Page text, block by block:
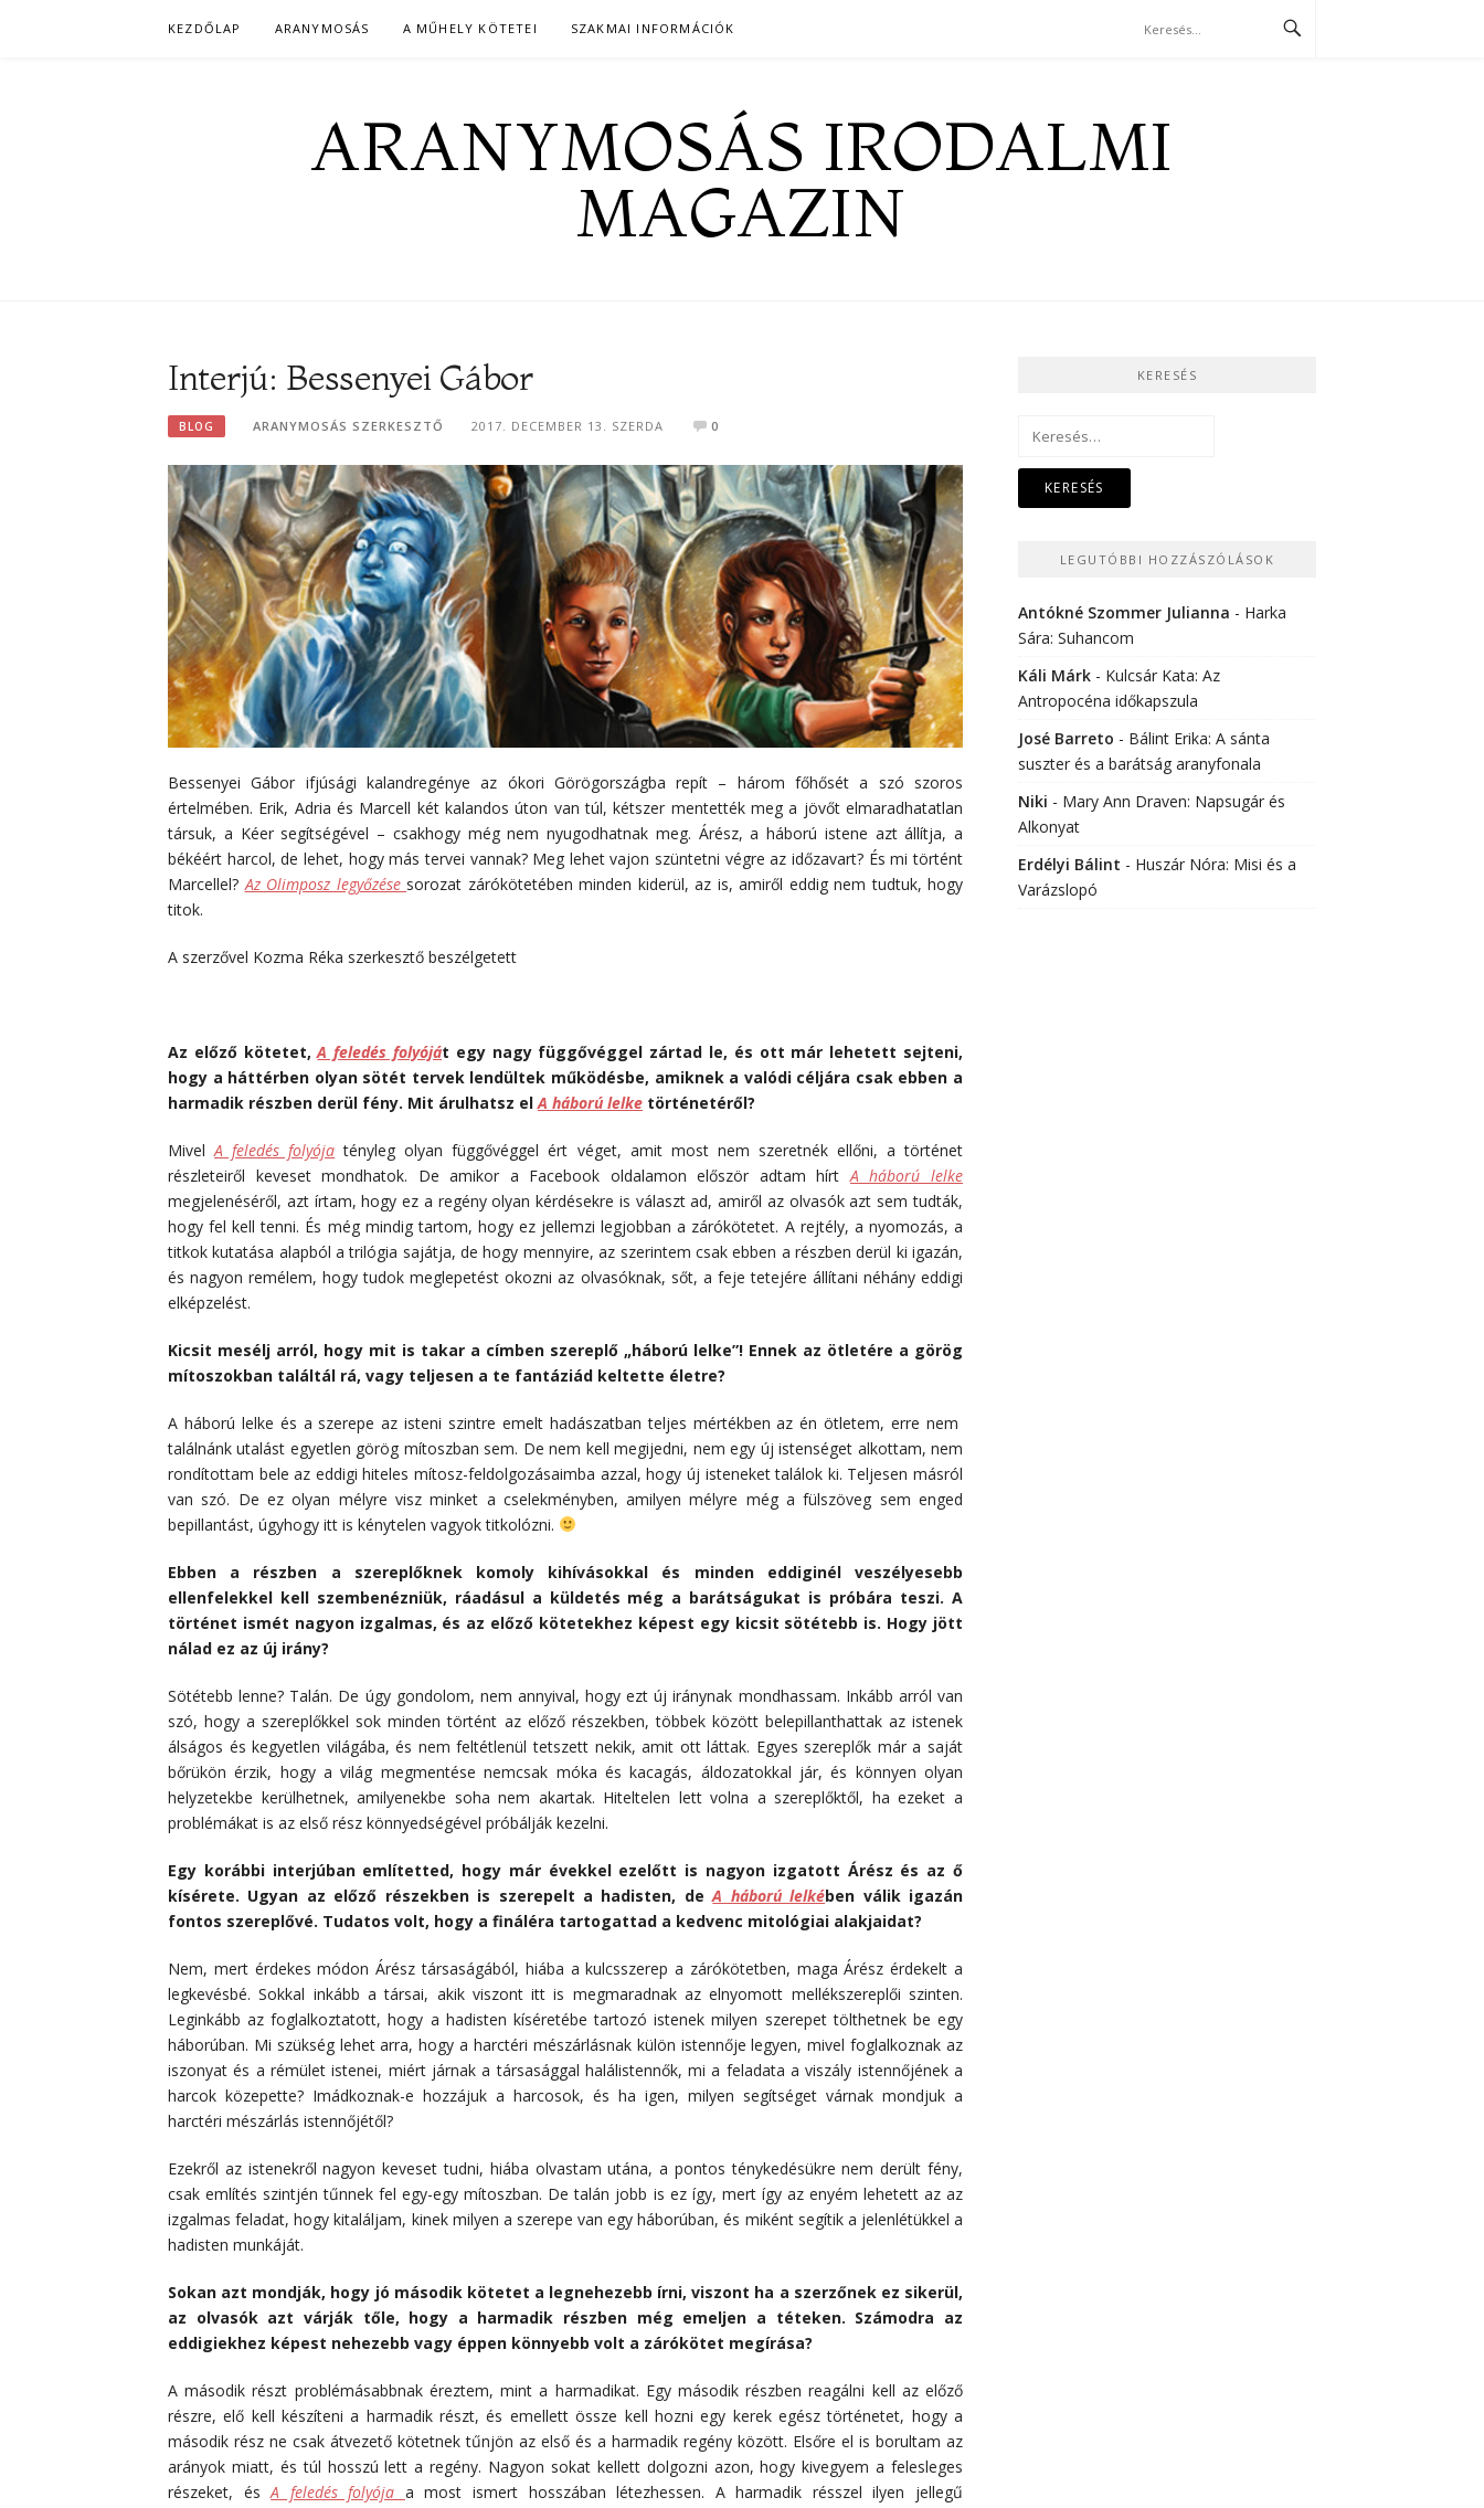
KEZDŐLAP ARANYMOSÁS A MŰHELY KÖTETEI SZAKMAI INFORMÁCIÓK
ARANYMOSÁS IRODALMI
MAGAZIN
Interjú: Bessenyei Gábor
BLOG ARANYMOSÁS SZERKESZTŐ 2017. DECEMBER 13. SZERDA 0
Bessenyei Gábor ifjúsági kalandregénye az ókori Görögországba repít – három főhősét a szó szoros
értelmében. Erik, Adria és Marcell két kalandos úton van túl, kétszer mentették meg a jövőt elmaradhatatlan
társuk, a Kéer segítségével – csakhogy még nem nyugodhatnak meg. Árész, a háború istene azt állítja, a
békéért harcol, de lehet, hogy más tervei vannak? Meg lehet vajon szüntetni végre az időzavart? És mi történt
Marcellel?Az Olimposz legyőzése sorozat zárókötetében minden kiderül, az is, amiről eddig nem tudtuk, hogy
titok.
A szerzővel Kozma Réka szerkesztő beszélgetett
Az előző kötetet,A feledés folyóját egy nagy függővéggel zártad le, és ott már lehetett sejteni,
hogy a háttérben olyan sötét tervek lendültek működésbe, amiknek a valódi céljára csak ebben a
harmadik részben derül fény. Mit árulhatsz elA háború lelke történetéről?
MivelA feledés folyója tényleg olyan függővéggel ért véget, amit most nem szeretnék ellőni, a történet
részleteiről keveset mondhatok. De amikor a Facebook oldalamon először adtam hírtA háború lelke
megjelenéséről, azt írtam, hogy ez a regény olyan kérdésekre is választ ad, amiről az olvasók azt sem tudták,
hogy fel kell tenni. És még mindig tartom, hogy ez jellemzi legjobban a zárókötetet. A rejtély, a nyomozás, a
titkok kutatása alapból a trilógia sajátja, de hogy mennyire, az szerintem csak ebben a részben derül ki igazán,
és nagyon remélem, hogy tudok meglepetést okozni az olvasóknak, sőt, a feje tetejére állítani néhány eddigi
elképzelést.
Kicsit mesélj arról, hogy mit is takar a címben szereplő „háború lelke”! Ennek az ötletére a görög
mítoszokban találtál rá, vagy teljesen a te fantáziád keltette életre?
A háború lelke és a szerepe az isteni szintre emelt hadászatban teljes mértékben az én ötletem, erre nem
találnánk utalást egyetlen görög mítoszban sem. De nem kell megijedni, nem egy új istenséget alkottam, nem
rondítottam bele az eddigi hiteles mítosz-feldolgozásaimba azzal, hogy új isteneket találok ki. Teljesen másról
van szó. De ez olyan mélyre visz minket a cselekményben, amilyen mélyre még a fülszöveg sem enged
bepillantást, úgyhogy itt is kénytelen vagyok titkolózni.
Ebben a részben a szereplőknek komoly kihívásokkal és minden eddiginél veszélyesebb
ellenfelekkel kell szembenézniük, ráadásul a küldetés még a barátságukat is próbára teszi. A
történet ismét nagyon izgalmas, és az előző kötetekhez képest egy kicsit sötétebb is. Hogy jött
nálad ez az új irány?
Sötétebb lenne? Talán. De úgy gondolom, nem annyival, hogy ezt új iránynak mondhassam. Inkább arról van
szó, hogy a szereplőkkel sok minden történt az előző részekben, többek között belepillanthattak az istenek
álságos és kegyetlen világába, és nem feltétlenül tetszett nekik, amit ott láttak. Egyes szereplők már a saját
bőrükön érzik, hogy a világ megmentése nemcsak móka és kacagás, áldozatokkal jár, és könnyen olyan
helyzetekbe kerülhetnek, amilyenekbe soha nem akartak. Hiteltelen lett volna a szereplőktől, ha ezeket a
problémákat is az első rész könnyedségével próbálják kezelni.
Egy korábbi interjúban említetted, hogy már évekkel ezelőtt is nagyon izgatott Árész és az ő
kísérete. Ugyan az előző részekben is szerepelt a hadisten, deA háború lelkében válik igazán
fontos szereplővé. Tudatos volt, hogy a fináléra tartogattad a kedvenc mitológiai alakjaidat?
Nem, mert érdekes módon Árész társaságából, hiába a kulcsszerep a zárókötetben, maga Árész érdekelt a
legkevésbé. Sokkal inkább a társai, akik viszont itt is megmaradnak az elnyomott mellékszereplői szinten.
Leginkább az foglalkoztatott, hogy a hadisten kíséretébe tartozó istenek milyen szerepet tölthetnek be egy
háborúban. Mi szükség lehet arra, hogy a harctéri mészárlásnak külön istennője legyen, mivel foglalkoznak az
iszonyat és a rémület istenei, miért járnak a társasággal halálistennők, mi a feladata a viszály istennőjének a
harcok közepette? Imádkoznak-e hozzájuk a harcosok, és ha igen, milyen segítséget várnak mondjuk a
harctéri mészárlás istennőjétől?
Ezekről az istenekről nagyon keveset tudni, hiába olvastam utána, a pontos ténykedésükre nem derült fény,
csak említés szintjén tűnnek fel egy-egy mítoszban. De talán jobb is ez így, mert így az enyém lehetett az az
izgalmas feladat, hogy kitaláljam, kinek milyen a szerepe van egy háborúban, és miként segítik a jelenlétükkel a
hadisten munkáját.
Sokan azt mondják, hogy jó második kötetet a legnehezebb írni, viszont ha a szerzőnek ez sikerül,
az olvasók azt várják tőle, hogy a harmadik részben még emeljen a téteken. Számodra az
eddigiekhez képest nehezebb vagy éppen könnyebb volt a zárókötet megírása?
A második részt problémásabbnak éreztem, mint a harmadikat. Egy második részben reagálni kell az előző
részre, elő kell készíteni a harmadik részt, és emellett össze kell hozni egy kerek egész történetet, hogy a
második rész ne csak átvezető kötetnek tűnjön az első és a harmadik regény között. Elsőre el is borultam az
arányok miatt, és túl hosszú lett a regény. Nagyon sokat kellett dolgozni azon, hogy kivegyem a felesleges
részeket, ésA feledés folyója a most ismert hosszában létezhessen. A harmadik résszel ilyen jellegű
KERESÉS
Keresés:
LEGUTÓBBI HOZZÁSZÓLÁSOK
Antókné Szommer Julianna - Harka
Sára: Suhancom
Káli Márk - Kulcsár Kata: Az
Antropocéna időkapszula
José Barreto - Bálint Erika: A sánta
suszter és a barátság aranyfonala
Niki - Mary Ann Draven: Napsugár és
Alkonyat
Erdélyi Bálint - Huszár Nóra: Misi és a
Varázslopó